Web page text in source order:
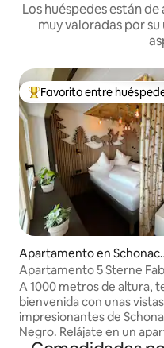
Los huéspedes están
muy valoradas por
Favorito entre huéspedes
Favorito entre
Apartamento en
m Schwarzwald
Apartamento 5 Sterne
Forest
A 1000 metros de altura,
bienvenida con unas vistas
impresionantes de
Negro. Relájate en un apartamento